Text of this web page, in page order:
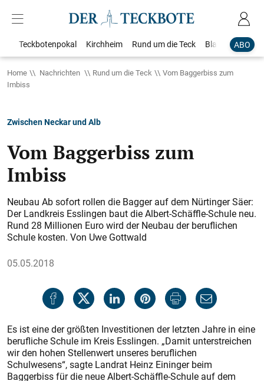
ABO
Teckbotenpokal Kirchheim Rund um die Teck Blaulicht
Home Nachrichten Rund um die Teck
Vom Baggerbiss zum
Imbiss
Zwischen Neckar und Alb
Vom Baggerbiss zum
Imbiss
Neubau Ab sofort rollen die Bagger auf dem Nürtinger Säer:
Der Landkreis Esslingen baut die Albert-Schäffle-Schule neu.
Rund 28 Millionen Euro wird der Neubau der beruflichen
Schule kosten. Von Uwe Gottwald
05.05.2018
Es ist eine der größten Investitionen der letzten Jahre in eine
berufliche Schule im Kreis Esslingen. „Damit unterstreichen
wir den hohen Stellenwert unseres beruflichen
Schulwesens“, sagte Landrat Heinz Eininger beim
Baggerbiss für die neue Albert-Schäffle-Schule auf dem